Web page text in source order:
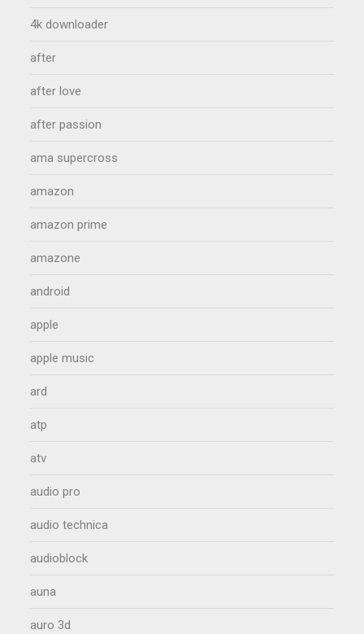
4k downloader
after
after love
after passion
ama supercross
amazon
amazon prime
amazone
android
apple
apple music
ard
atp
atv
audio pro
audio technica
audioblock
auna
auro 3d